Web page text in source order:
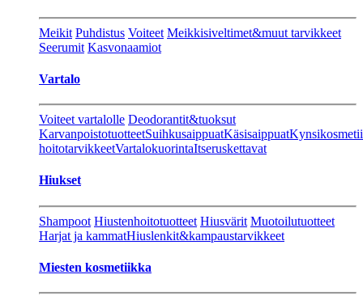
Meikit Puhdistus Voiteet Meikkisiveltimet&muut tarvikkeet
Seerumit Kasvonaamiot
Vartalo
Voiteet vartalolle Deodorantit&tuoksut
KarvanpoistotuotteetSuihkusaippuatKäsisaippuat
hoitotarvikkeetVartalokuorintaItseruskettavat
Hiukset
Shampoot Hiustenhoitotuotteet Hiusvärit Muotoilutuotteet
Harjat ja kammatHiuslenkit&kampaustarvikkeet
Miesten kosmetiikka